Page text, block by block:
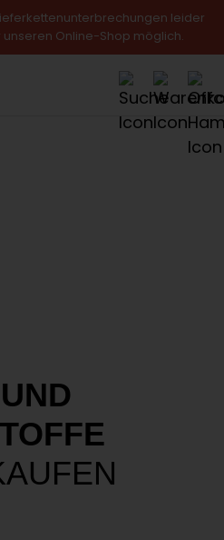
leider
Online-Shop möglich.